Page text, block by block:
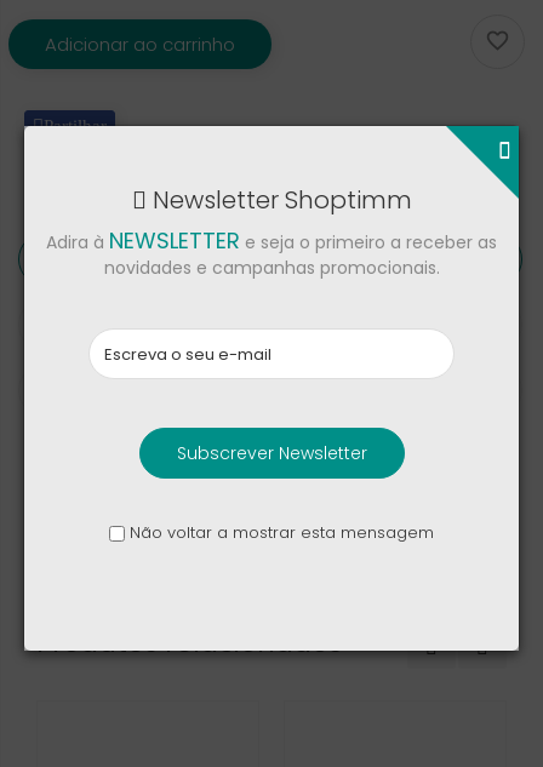
Adicionar ao carrinho
Partilhar

Descrição
Detalhes de produto
Coluna JBL Flip Essential II
Produtos relacionados
Newsletter Shoptimm
Adira à NEWSLETTER e seja o primeiro a receber as
novidades e campanhas promocionais.
Subscrever Newsletter
Não voltar a mostrar esta mensagem